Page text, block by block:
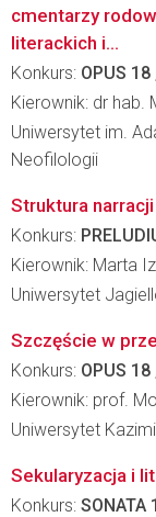
cmentarzy
literackich i...
Konkurs: OPUS 18
Kierownik: dr hab.
Uniwersytet im.
Neofilologii
Struktura
Konkurs:
Kierownik: Marta
Uniwersytet
Szczęście w
Konkurs: OPUS 18
Kierownik: prof.
Uniwersytet
Sekularyzacja i
Konkurs: SONATA